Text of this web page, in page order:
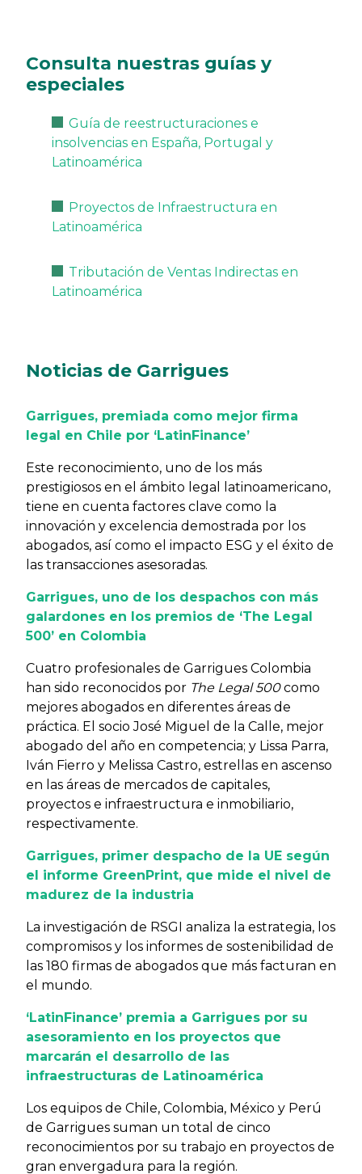
Consulta nuestras guías y
especiales
Guía de reestructuraciones e
insolvencias en España, Portugal y
Latinoamérica
Proyectos de Infraestructura en
Latinoamérica
Tributación de Ventas Indirectas en
Latinoamérica
Noticias de Garrigues
Garrigues, premiada como mejor firma
legal en Chile por ‘LatinFinance’
Este reconocimiento, uno de los más
prestigiosos en el ámbito legal latinoamericano,
tiene en cuenta factores clave como la
innovación y excelencia demostrada por los
abogados, así como el impacto ESG y el éxito de
las transacciones asesoradas.
Garrigues, uno de los despachos con más
galardones en los premios de ‘The Legal
500’ en Colombia
Cuatro profesionales de Garrigues Colombia
han sido reconocidos por The Legal 500como
mejores abogados en diferentes áreas de
práctica. El socio José Miguel de la Calle, mejor
abogado del año en competencia; y Lissa Parra,
Iván Fierro y Melissa Castro, estrellas en ascenso
en las áreas de mercados de capitales,
proyectos e infraestructura e inmobiliario,
respectivamente.
Garrigues, primer despacho de la UE según
el informe GreenPrint, que mide el nivel de
madurez de la industria
La investigación de RSGI analiza la estrategia, los
compromisos y los informes de sostenibilidad de
las 180 firmas de abogados que más facturan en
el mundo.
‘LatinFinance’ premia a Garrigues por su
asesoramiento en los proyectos que
marcarán el desarrollo de las
infraestructuras de Latinoamérica
Los equipos de Chile, Colombia, México y Perú
de Garrigues suman un total de cinco
reconocimientos por su trabajo en proyectos de
gran envergadura para la región.